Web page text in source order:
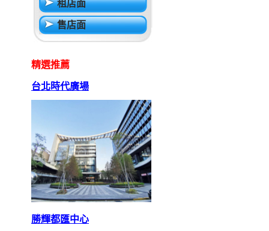
租店面
售店面
精選推薦
台北時代廣場
勝輝都匯中心